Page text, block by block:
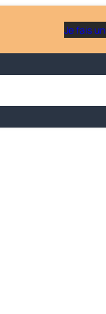
Je fais